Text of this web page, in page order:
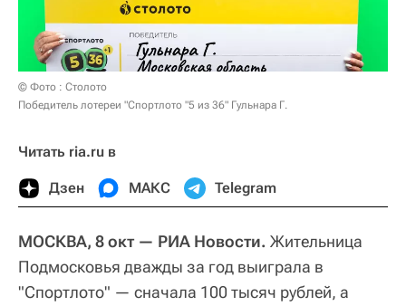
© Фото : Столото
Победитель лотереи "Спортлото "5 из 36" Гульнара Г.
Читать ria.ru в
Дзен МАКС Telegram
МОСКВА, 8 окт — РИА Новости. Жительница
Подмосковья дважды за год выиграла в
"Спортлото" — сначала 100 тысяч рублей, а